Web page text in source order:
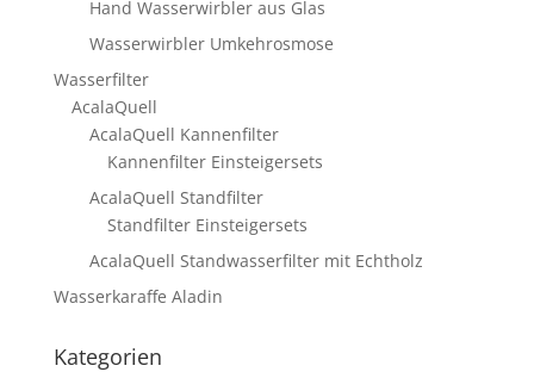
Hand Wasserwirbler aus Glas
Wasserwirbler Umkehrosmose
Wasserfilter
AcalaQuell
AcalaQuell Kannenfilter
Kannenfilter Einsteigersets
AcalaQuell Standfilter
Standfilter Einsteigersets
AcalaQuell Standwasserfilter mit Echtholz
Wasserkaraffe Aladin
Kategorien